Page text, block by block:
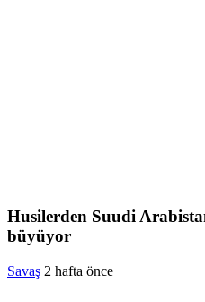
Husilerden Suudi
büyüyor
Savaş 2 hafta önce